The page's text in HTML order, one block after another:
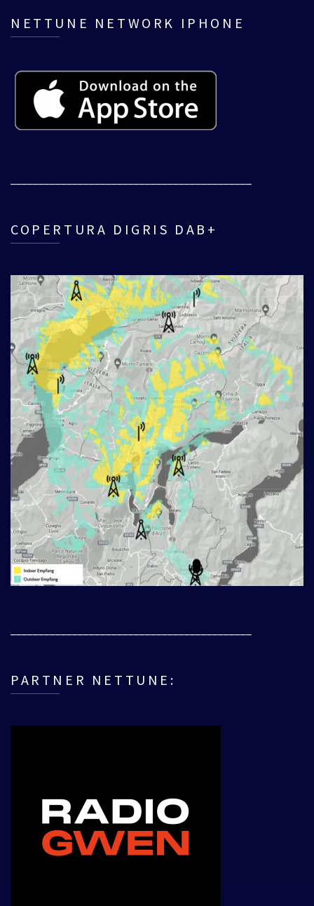
NETTUNE NETWORK IPHONE
COPERTURA DIGRIS DAB+
PARTNER NETTUNE: